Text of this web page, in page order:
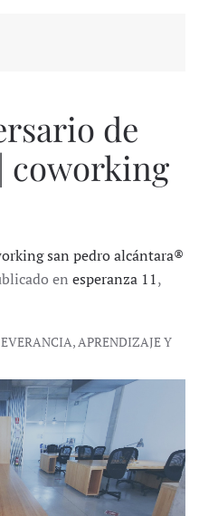
de
coworking
san pedro alcántara®
en esperanza 11,
APRENDIZAJE Y